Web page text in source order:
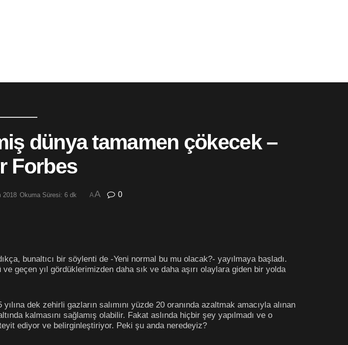
dünya tamamen çökecek –
Forbes
2018 Okuma Süresi: 6 dk AA 0
bunaltıcı bir söylenti de -Yeni normal bu mu olacak?- yayılmaya başladı.
geçen yıl gördüklerimizden daha sık ve daha aşırı olaylara giden bir yolda
dek zehirli gazların salımını yüzde 20 oranında azaltmak amacıyla alınan
kalmasını sağlamış olabilir. Fakat aslında hiçbir şey yapılmadı ve o
ediyor ve belirginleştiriyor. Peki şu anda neredeyiz?